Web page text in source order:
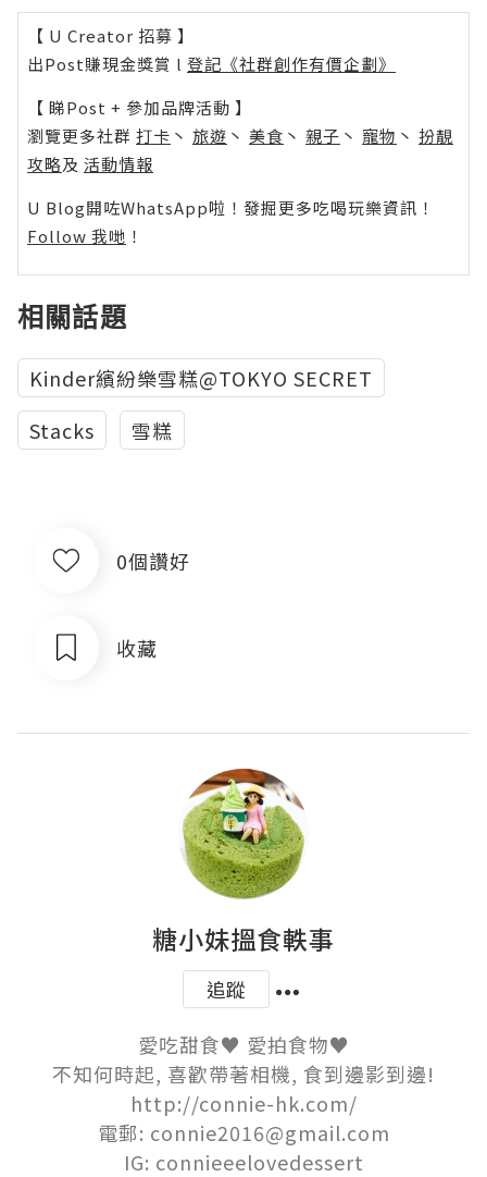
【 U Creator 招募 】
出Post賺現金獎賞 l 登記《社群創作有價企劃》
【 睇Post + 參加品牌活動 】
瀏覽更多社群 打卡 丶 旅遊 丶 美食 丶 親子 丶 寵物 丶 扮靚
攻略及 活動情報
U Blog開咗WhatsApp啦！發掘更多吃喝玩樂資訊！
Follow 我哋 ！
相關話題
Kinder繽紛樂雪糕@TOKYO SECRET
Stacks
雪糕
0個讚好
收藏
糖小妹搵食軼事
追蹤
愛吃甜食♥ 愛拍食物♥
不知何時起, 喜歡帶著相機, 食到邊影到邊!
http://connie-hk.com/
電郵: connie2016@gmail.com
IG: connieeelovedessert